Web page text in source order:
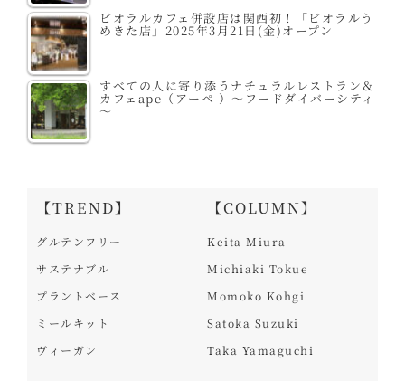
ビオラルカフェ併設店は関西初！「ビオラルう
めきた店」2025年3月21日(金)オープン
すべての人に寄り添うナチュラルレストラン＆
カフェape（アーペ ）～フードダイバーシティ
～
【TREND】
グルテンフリー
サステナブル
プラントベース
ミールキット
ヴィーガン
【COLUMN】
Keita Miura
Michiaki Tokue
Momoko Kohgi
Satoka Suzuki
Taka Yamaguchi